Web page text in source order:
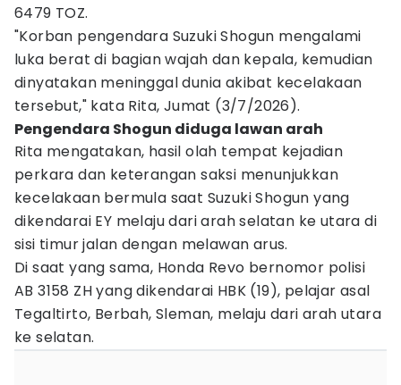
6479 TOZ.
"Korban pengendara Suzuki Shogun mengalami
luka berat di bagian wajah dan kepala, kemudian
dinyatakan meninggal dunia akibat kecelakaan
tersebut," kata Rita, Jumat (3/7/2026).
Pengendara Shogun diduga lawan arah
Rita mengatakan, hasil olah tempat kejadian
perkara dan keterangan saksi menunjukkan
kecelakaan bermula saat Suzuki Shogun yang
dikendarai EY melaju dari arah selatan ke utara di
sisi timur jalan dengan melawan arus.
Di saat yang sama, Honda Revo bernomor polisi
AB 3158 ZH yang dikendarai HBK (19), pelajar asal
Tegaltirto, Berbah, Sleman, melaju dari arah utara
ke selatan.